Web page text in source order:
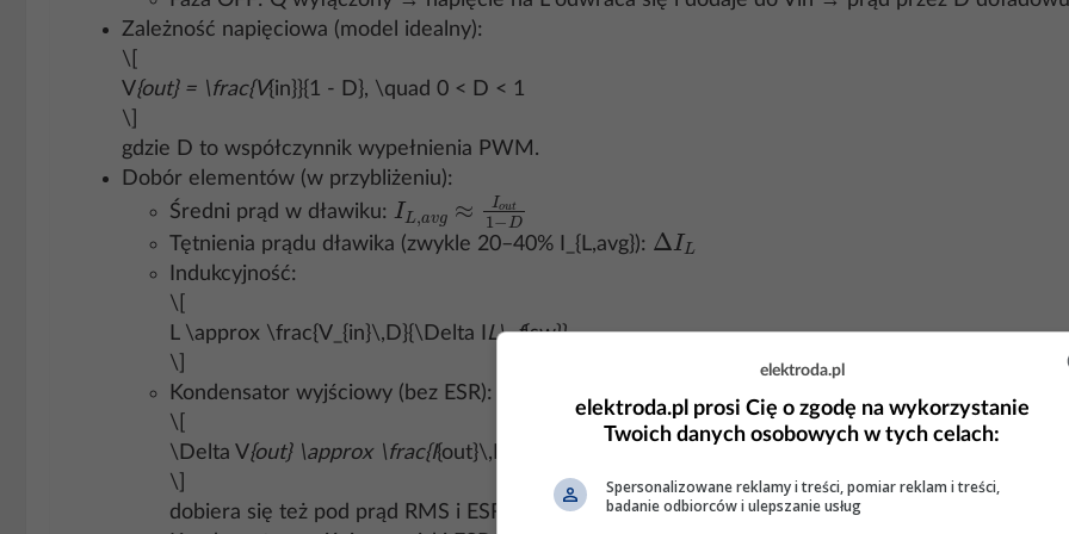
Zależność napięciowa (model idealny):
\[
V{out} = \frac{V{in}}{1 - D}, \quad 0 < D < 1
\]
gdzie D to współczynnik wypełnienia PWM.
Dobór elementów (w przybliżeniu):
Średni prąd w dławiku:
IL ut
Tętnienia prądu dławika (zwykle 20–40% I_{L,avg}):
Δ L
Indukcyjność:
\[
L \approx \frac{V_{in}\,D}{\Delta I
L\, f{sw}}
\]
Kondensator wyjściowy (bez ESR):
\[
\Delta V{out} \approx \frac{I{out}\,D}{f
\]
dobiera się też pod prąd RMS i ESR.
elektroda.pl
elektroda.pl prosi Cię o zgodę na wykorzystanie
Twoich danych osobowych w tych celach:
Spersonalizowane reklamy i treści, pomiar reklam i treści,
badanie odbiorców i ulepszanie usług